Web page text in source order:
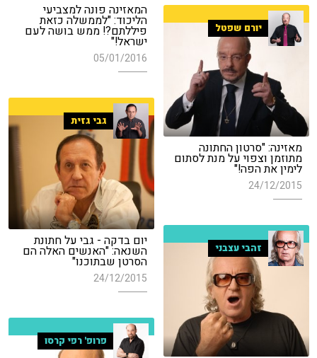
המאזינה פונה למצביעי
הליכוד: "לממשלה כזאת
פיללתם?! ממש בושה לעם
ישראל!"
05/01/2016
יורם שפטל
מאזינה: "סרטון החתונה
מתוזמן וצפוי על מנת לסתום
לימין את הפה!"
24/12/2015
גבי גזית
יום בדקה - גבי על חתונת
השנאה: "האנשים האלה הם
הסרטן שבתוכנו"
24/12/2015
זהבי עצבני
פרופ' רפי קרסו